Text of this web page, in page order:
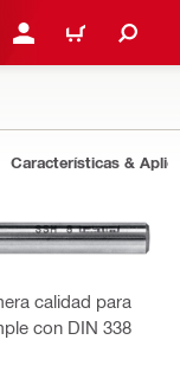
INICIE SESIÓN O
CARRITO
Características &
calidad para
con DIN 338